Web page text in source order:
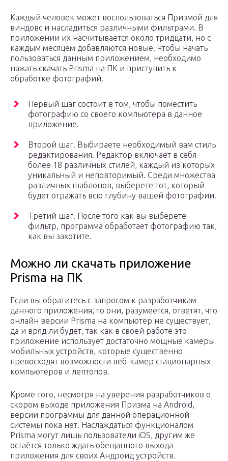
Каждый человек может воспользоваться Призмой для
виндовс и насладиться различными фильтрами. В
приложении их насчитывается около тридцати, но с
каждым месяцем добавляются новые. Чтобы начать
пользоваться данным приложением, необходимо
нажать скачать Prisma на ПК и приступить к
обработке фотографий.
Первый шаг состоит в том, чтобы поместить
фотографию со своего компьютера в данное
приложение.
Второй шаг. Выбираете необходимый вам стиль
редактирования. Редактор включает в себя
более 18 различных стилей, каждый из которых
уникальный и неповторимый. Среди множества
различных шаблонов, выберете тот, который
будет отражать всю глубину вашей фотографии.
Третий шаг. После того как вы выберете
фильтр, программа обработает фотографию так,
как вы захотите.
Можно ли скачать приложение
Prisma на ПК
Если вы обратитесь с запросом к разработчикам
данного приложения, то они, разумеется, ответят, что
онлайн версии Prisma на компьютер не существует,
да и вряд ли будет, так как в своей работе это
приложение использует достаточно мощные камеры
мобильных устройств, которые существенно
превосходят возможности веб-камер стационарных
компьютеров и лептопов.
Кроме того, несмотря на уверения разработчиков о
скором выходе приложения Призма на Android,
версии программы для данной операционной
системы пока нет. Наслаждаться функционалом
Prisma могут лишь пользователи iOS, другим же
остаётся только ждать обещанного выхода
приложения для своих Андроид устройств.